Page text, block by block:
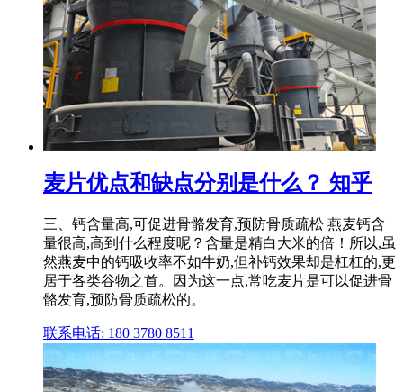
麦片优点和缺点分别是什么？ 知乎
三、钙含量高,可促进骨骼发育,预防骨质疏松 燕麦钙含
量很高,高到什么程度呢？含量是精白大米的倍！所以,虽
然燕麦中的钙吸收率不如牛奶,但补钙效果却是杠杠的,更
居于各类谷物之首。因为这一点,常吃麦片是可以促进骨
骼发育,预防骨质疏松的。
联系电话: 180 3780 8511